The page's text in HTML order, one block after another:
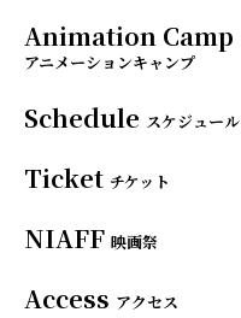
Animation Camp
アニメーションキャンプ
Schedule スケジュール
Ticket チケット
NIAFF 映画祭
Access アクセス